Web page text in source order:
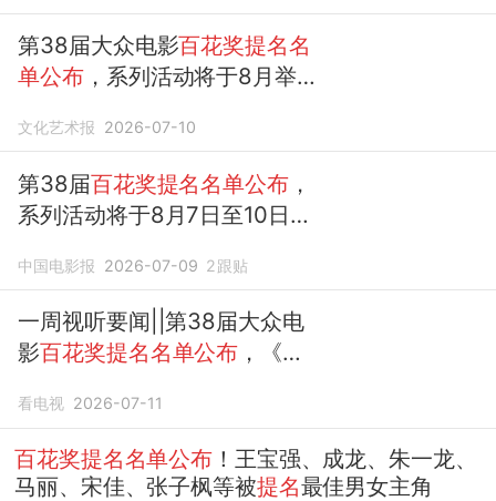
第38届大众电影百花奖提名名
单公布 ，系列活动将于8月举
文化艺术报 2026-07-10
第38届百花奖提名名单公布，
系列活动将于8月7日至10日在
中国电影报 2026-07-09 2跟贴
一周视听要闻||第38届大众电
影百花奖提名名单公布 ，《野
综播出
看电视 2026-07-11
百花奖提名名单公布 ！王宝强、成龙、朱一龙、
马丽、宋佳、张子枫等被提名最佳男女主角